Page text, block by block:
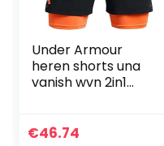
Under Armour
heren shorts una
vanish wvn 2in1
€46.74